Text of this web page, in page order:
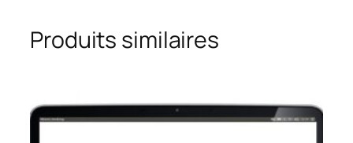
Produits similaires